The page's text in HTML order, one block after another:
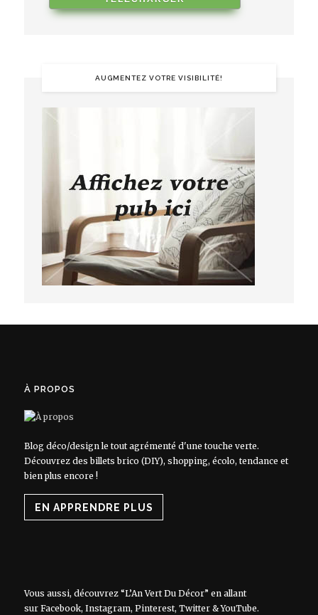
AUGMENTEZ VOTRE VISIBILITÉ!
À PROPOS
Blog déco/design le tout agrémenté d'une touche verte.
Découvrez des billets brico (DIY), shopping, écolo, tendance et
bien plus encore !
EN APPRENDRE PLUS
Vous aussi, découvrez “L’An Vert Du Décor” en allant
sur Facebook, Instagram, Pinterest, Twitter&YouTube.